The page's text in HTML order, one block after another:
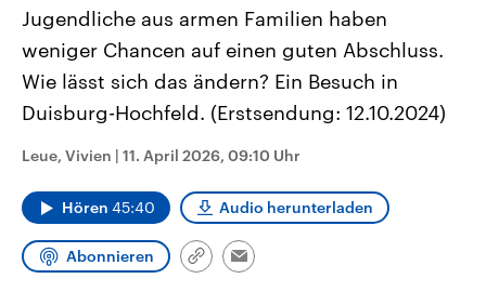
Landtagswahl Sachsen-Anhalt
2026
Alle Informationen
Sachsen-Anhalt wählt am 6.
September 2026 einen neuen
Bundesland von einer Koalition aus
Umfragen, Prognosen,
Wahlprogramme, aktuelle Berichte
und Kandidaten der anstehenden
Wahl.
USA
Aktuelle Beiträge,
Hintergründe
Wirtschaftlich und
gehören die Vereinigten
mit großem Einfluss auf
Jugendliche aus armen Familien haben
weniger Chancen auf einen guten Abschluss.
Wie lässt sich das ändern? Ein Besuch in
Duisburg-Hochfeld. (Erstsendung: 12.10.2024)
Leue, Vivien | 11. April 2026, 09:10 Uhr
Hören 45:40 Audio herunterladen
Abonnieren
Link
Email